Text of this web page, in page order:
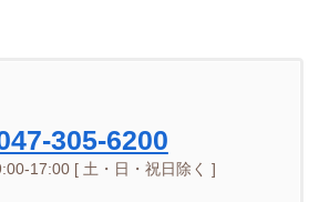
305-6200
17:00 [ 土・日・祝日除く ]